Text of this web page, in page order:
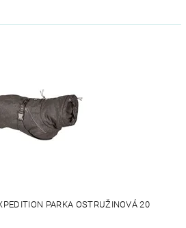
PARKA OSTRUŽINOVÁ 20